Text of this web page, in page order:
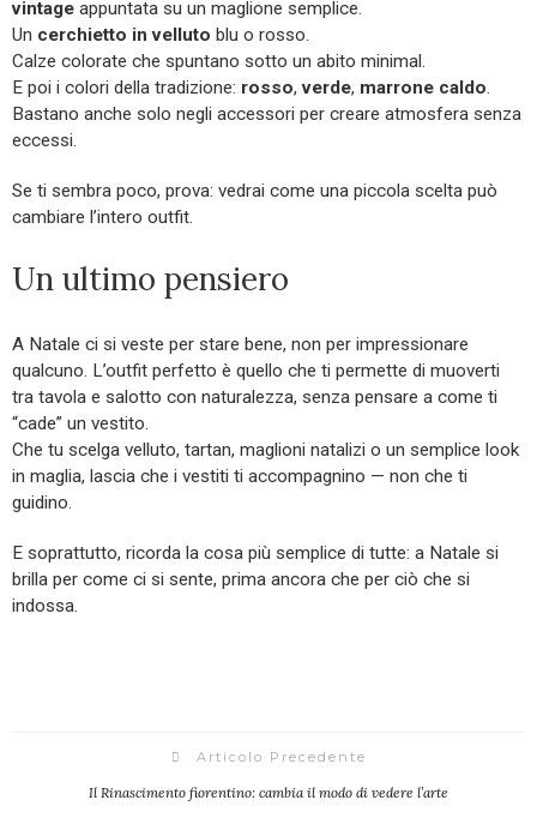
vintage appuntata su un maglione semplice.
Un cerchietto in velluto blu o rosso.
Calze colorate che spuntano sotto un abito minimal.
E poi i colori della tradizione: rosso,verde, marrone caldo.
Bastano anche solo negli accessori per creare atmosfera senza
eccessi.
Se ti sembra poco, prova: vedrai come una piccola scelta può
cambiare l’intero outfit.
Un ultimo pensiero
A Natale ci si veste per stare bene, non per impressionare
qualcuno. L’outfit perfetto è quello che ti permette di muoverti
tra tavola e salotto con naturalezza, senza pensare a come ti
“cade” un vestito.
Che tu scelga velluto, tartan, maglioni natalizi o un semplice look
in maglia, lascia che i vestiti ti accompagnino — non che ti
guidino.
E soprattutto, ricorda la cosa più semplice di tutte: a Natale si
brilla per come ci si sente, prima ancora che per ciò che si
indossa.
Articolo Precedente
Il Rinascimento fiorentino: cambia il modo di vedere l’arte